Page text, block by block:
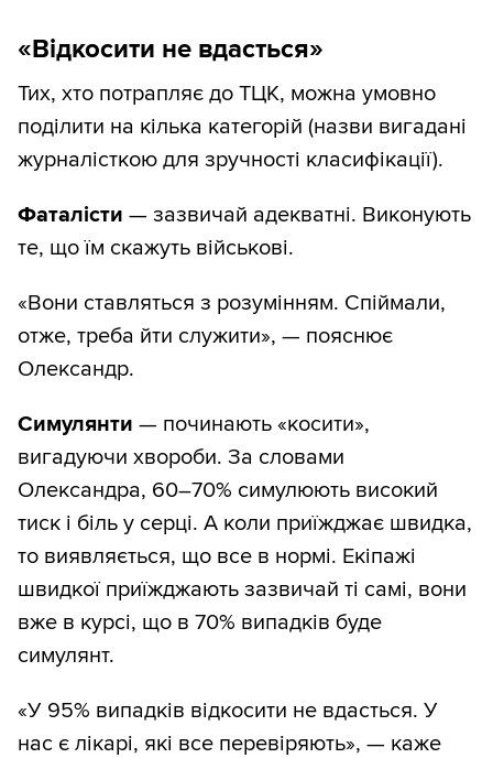
«Відкосити не вдасться»
Тих, хто потрапляє до ТЦК, можна умовно
поділити на кілька категорій (назви вигадані
журналісткою для зручності класифікації).
Фаталісти — зазвичай адекватні. Виконують
те, що їм скажуть військові.
«Вони ставляться з розумінням. Спіймали,
отже, треба йти служити», — пояснює
Олександр.
Симулянти — починають «косити»,
вигадуючи хвороби. За словами
Олександра, 60–70% симулюють високий
тиск і біль у серці. А коли приїжджає швидка,
то виявляється, що все в нормі. Екіпажі
швидкої приїжджають зазвичай ті самі, вони
вже в курсі, що в 70% випадків буде
симулянт.
«У 95% випадків відкосити не вдасться. У
нас є лікарі, які все перевіряють», — каже